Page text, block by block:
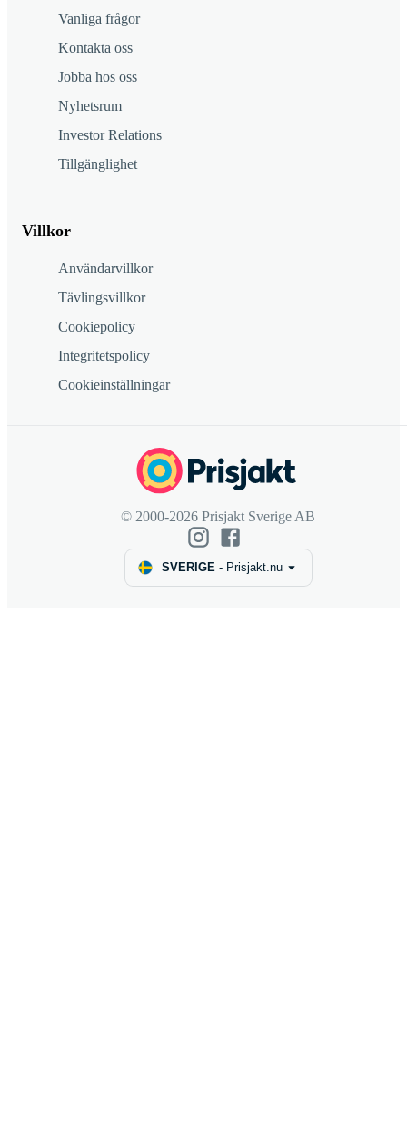
Vanliga frågor
Kontakta oss
Jobba hos oss
Nyhetsrum
Investor Relations
Tillgänglighet
Villkor
Användarvillkor
Tävlingsvillkor
Cookiepolicy
Integritetspolicy
Cookieinställningar
© 2000-2026 Prisjakt Sverige AB
SVERIGE- Prisjakt.nu